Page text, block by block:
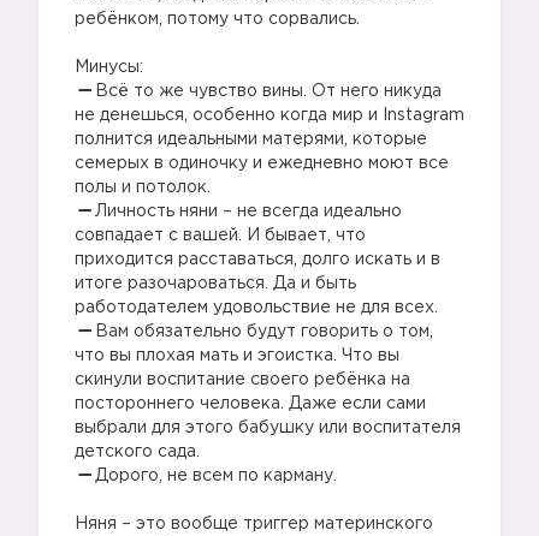
ребёнком, потому что сорвались.
Минусы:
Всё то же чувство вины. От него никуда
не денешься, особенно когда мир и Instagram
полнится идеальными матерями, которые
семерых в одиночку и ежедневно моют все
полы и потолок.
Личность няни – не всегда идеально
совпадает с вашей. И бывает, что
приходится расставаться, долго искать и в
итоге разочароваться. Да и быть
работодателем удовольствие не для всех.
Вам обязательно будут говорить о том,
что вы плохая мать и эгоистка. Что вы
скинули воспитание своего ребёнка на
постороннего человека. Даже если сами
выбрали для этого бабушку или воспитателя
детского сада.
Дорого, не всем по карману.
Няня – это вообще триггер материнского